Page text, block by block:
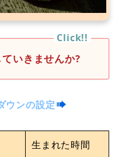
いきませんか?
ウンの設定
生まれた時間